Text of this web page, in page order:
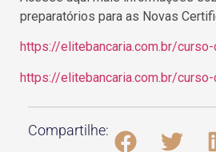
preparatórios para as Novas
https://elitebancaria.com.br/
https://elitebancaria.com.br/
Compartilhe: